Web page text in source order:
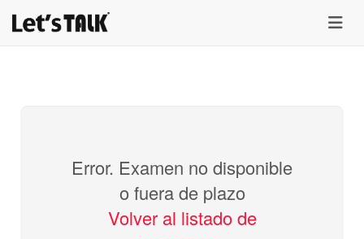
menu
Error. Examen no disponible
o fuera de plazo
Volver al listado de